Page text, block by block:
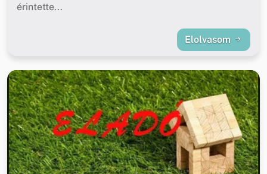
érintette...
Elolvasom